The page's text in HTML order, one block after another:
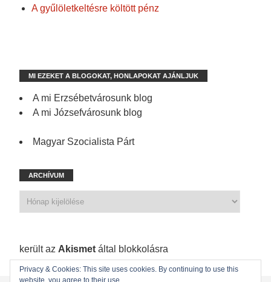
A gyűlöletkeltésre költött pénz
MI EZEKET A BLOGOKAT, HONLAPOKAT AJÁNLJUK
A mi Erzsébetvárosunk blog
A mi Józsefvárosunk blog
Magyar Szocialista Párt
ARCHÍVUM
került az Akismet által blokkolásra
Privacy & Cookies: This site uses cookies. By continuing to use this
website, you agree to their use.